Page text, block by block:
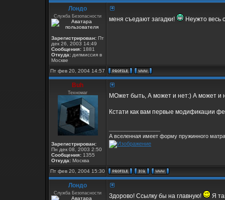
Лондо
Служба Безопасности
Зарегистрирован: Пт
дек 26, 2003 14:49
Сообщения: 1881
Откуда: дипмиссия в
Москве
меня съедают загадки! Неужто весь
Пт фев 20, 2004 14:57
Buh
Техномаг
Зарегистрирован:
Пн дек 08, 2003 2:50
Сообщения: 1355
Откуда: Москва
МОжет быть, А может и нет:) А может и
Кстати как вам первые модификации
А вселенная имеет форму пружинного
Пт фев 20, 2004 15:30
Лондо
Служба Безопасности Здорово! Ссылку бы на главную!
Я